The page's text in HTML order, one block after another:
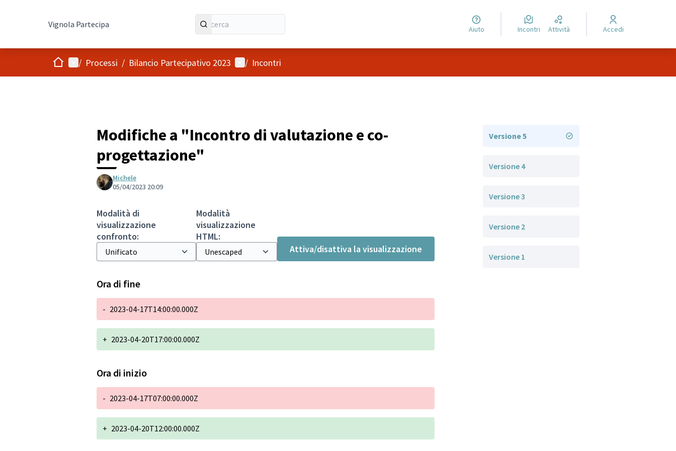
Vignola Partecipa Aiuto Incontri Attività Accedi
HomeMenù principale
/ Processi / Bilancio Partecipativo 2023 Menù utente
/ Incontri
Modifiche a "Incontro di valutazione e co-
progettazione"
Michele
05/04/2023 20:09
Modalità di
visualizzazione
confronto:
Modalità
visualizzazione
HTML:
Attiva/disattiva la visualizzazione
Ora di fine
- 2023-04-17T14:00:00.000Z
+ 2023-04-20T17:00:00.000Z
Ora di inizio
- 2023-04-17T07:00:00.000Z
+ 2023-04-20T12:00:00.000Z
Versione 5
Versione 4
Versione 3
Versione 2
Versione 1